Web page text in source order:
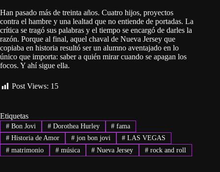
Han pasado más de treinta años. Cuatro hijos, proyectos
contra el hambre y una lealtad que no entiende de portadas. La
crítica se tragó sus palabras y el tiempo se encargó de darles la
razón. Porque al final, aquel chaval de Nueva Jersey que
copiaba en historia resultó ser un alumno aventajado en lo
único que importa: saber a quién mirar cuando se apagan los
focos. Y ahí sigue ella.
Post Views: 15
Etiquetas
#Bon Jovi #Dorothea Hurley # fama
#Historia de Amor #jon bon jovi # LAS VEGAS
#matrimonio #música # Nueva Jersey # rock and roll